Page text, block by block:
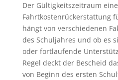
Der Gültigkeitszeitraum
Fahrtkostenrückerstattung
hängt von verschiedenen
des Schuljahres und ob es
oder fortlaufende
Regel deckt der Bescheid
von Beginn des ersten